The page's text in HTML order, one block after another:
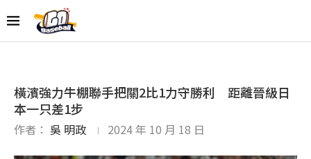
橫濱強力牛棚聯手把關2比1力守勝利 距離晉級日
本一只差1步
作者： 吳 明政 2024 年 10 月 18 日